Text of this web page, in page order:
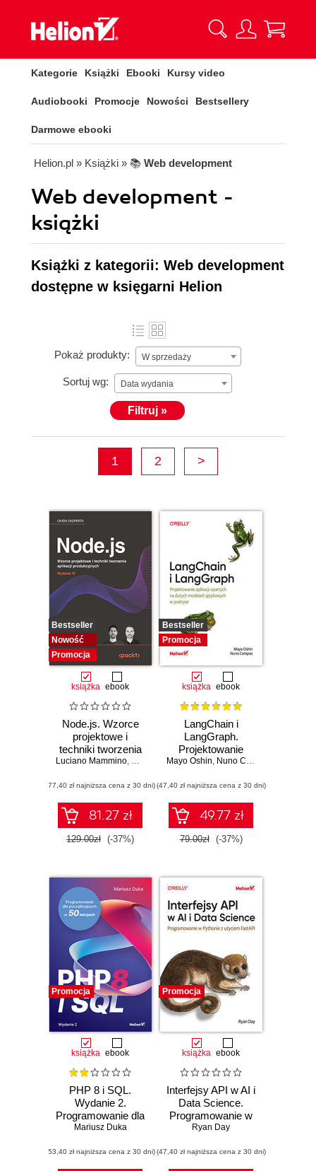
Kategorie Książki Ebooki Kursy video
Audiobooki Promocje Nowości Bestsellery
Darmowe ebooki
Helion.pl » Książki » 📚 Web development
Web development -
książki
Książki z kategorii: Web development
dostępne w księgarni Helion
Pokaż produkty: W sprzedaży
Sortuj wg: Data wydania
Filtruj »
1 2 >
Bestseller
Nowość
Promocja
książka ebook
Node.js. Wzorce
projektowe i
techniki tworzenia
aplikacji
Wydanie IV
Luciano Mammino, Mario Casciaro ,Colin J. Ihrig (Foreword)
(77,40 zł najniższa cena z 30 dni)
81.27 zł
129.00zł (-37%)
Bestseller
Promocja
książka ebook
LangChain i
LangGraph.
Projektowanie
aplikacji opartych
modelach
językowych w
praktyce
Mayo Oshin, Nuno Campos
(47,40 zł najniższa cena z 30 dni)
49.77 zł
79.00zł (-37%)
Promocja
książka ebook
PHP 8 i SQL.
Wydanie 2.
Programowanie dla
początkujących w
Mariusz Duka
(53,40 zł najniższa cena z 30 dni)
Promocja
książka ebook
Interfejsy API w AI i
Data Science.
Programowanie w
Pythonie z
Ryan Day
(47,40 zł najniższa cena z 30 dni)